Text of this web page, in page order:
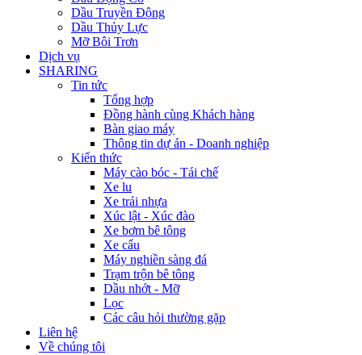
Dầu Truyền Động
Dầu Thủy Lực
Mỡ Bôi Trơn
Dịch vụ
SHARING
Tin tức
Tổng hợp
Đồng hành cùng Khách hàng
Bàn giao máy
Thông tin dự án - Doanh nghiệp
Kiến thức
Máy cào bóc - Tái chế
Xe lu
Xe trải nhựa
Xúc lật - Xúc đào
Xe bơm bê tông
Xe cẩu
Máy nghiền sàng đá
Trạm trộn bê tông
Dầu nhớt - Mỡ
Lọc
Các câu hỏi thường gặp
Liên hệ
Về chúng tôi